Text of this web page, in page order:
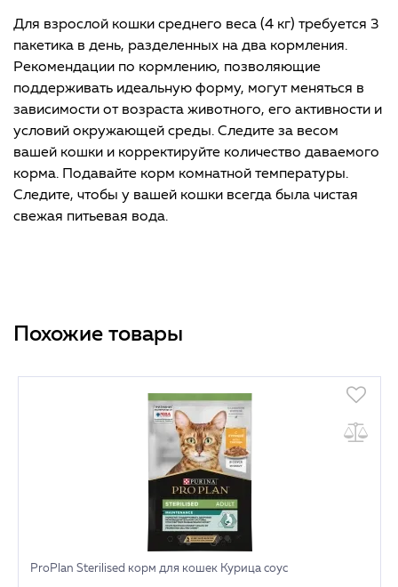
Для взрослой кошки среднего веса (4 кг) требуется 3
пакетика в день, разделенных на два кормления.
Рекомендации по кормлению, позволяющие
поддерживать идеальную форму, могут меняться в
зависимости от возраста животного, его активности и
условий окружающей среды. Следите за весом
вашей кошки и корректируйте количество даваемого
корма. Подавайте корм комнатной температуры.
Следите, чтобы у вашей кошки всегда была чистая
свежая питьевая вода.
Похожие товары
ProPlan Sterilised корм для кошек Курица соус